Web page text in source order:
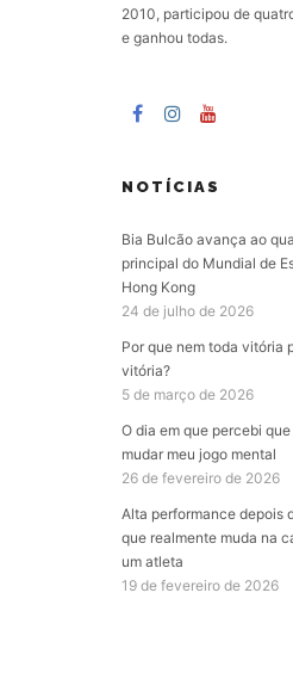
2010, participou de
e ganhou todas.
NOTÍCIAS
Bia Bulcão avança ao
principal do Mundial de
Hong Kong
24 de julho de 2026
Por que nem toda vitória
vitória?
5 de março de 2026
O dia em que percebi
mudar meu jogo mental
26 de fevereiro de 2026
Alta performance depois
que realmente muda na
um atleta
19 de fevereiro de 2026